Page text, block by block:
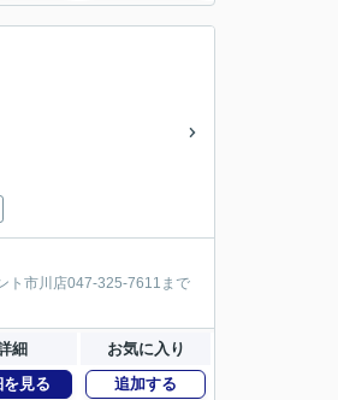
ト市川店047-325-7611まで
細 お気に入り
見る 追加する